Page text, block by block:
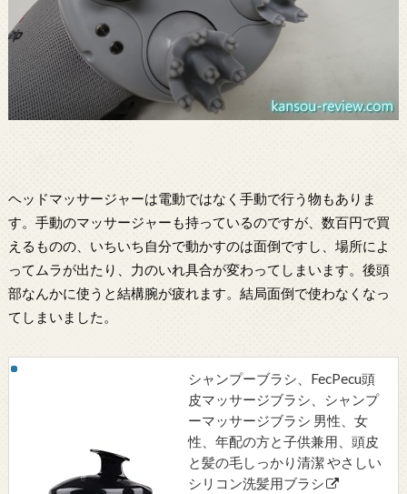
ヘッドマッサージャーは電動ではなく手動で行う物もありま
す。手動のマッサージャーも持っているのですが、数百円で買
えるものの、いちいち自分で動かすのは面倒ですし、場所によ
ってムラが出たり、力のいれ具合が変わってしまいます。後頭
部なんかに使うと結構腕が疲れます。結局面倒で使わなくなっ
てしまいました。
シャンプーブラシ、FecPecu頭
皮マッサージブラシ、シャンプ
ーマッサージブラシ 男性、女
性、年配の方と子供兼用、頭皮
と髪の毛しっかり清潔 やさしい
シリコン洗髪用ブラシ